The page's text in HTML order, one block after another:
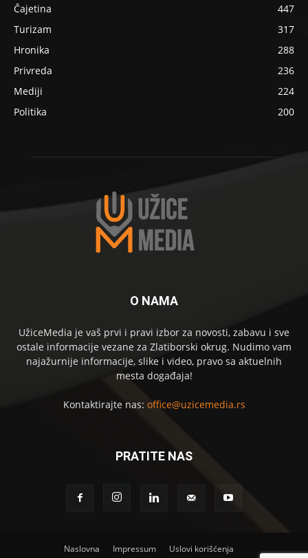
Čajetina
447
Turizam
317
Hronika
288
Privreda
236
Mediji
224
Politika
200
O NAMA
UžiceMedia je vaš prvi i pravi izbor za novosti, zabavu i sve
ostale informacije vezane za Zlatiborski okrug. Nudimo vam
najažurnije informacije, slike i video, pravo sa aktuelnih
mesta događaja!
Kontaktirajte nas: office@uzicemedia.rs
PRATITE NAS
Naslovna Impressum
Uslovi korišćenja